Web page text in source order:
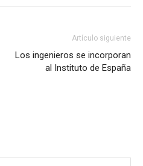
Artículo siguiente
Los ingenieros se incorporan
al Instituto de España